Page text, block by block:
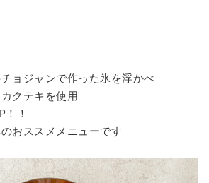
ョジャンで作った氷を浮かべ
クテキを使用
！
おススメメニューです